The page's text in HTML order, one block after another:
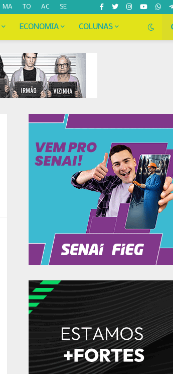
MA TO AC SE
ECONOMIA COLUNAS